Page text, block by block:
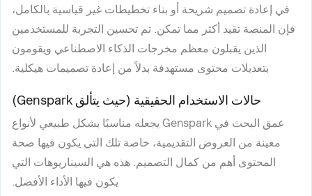
في إعادة تصميم شريحة أو بناء تخطيطات غير قياسية بالكامل،
فإن المنصة تقيد أكثر مما تمكن. تم تحسين التجربة للمستخدمين
الذين يقبلون معظم مخرجات الذكاء الاصطناعي ويقومون
بتعديلات محتوى مستهدفة بدلاً من إعادة تصميمات هيكلية.
حالات الاستخدام الحقيقية (حيث يتألق Genspark)
عمق البحث في Genspark يجعله مناسبًا بشكل طبيعي لأنواع
معينة من العروض التقديمية، خاصة تلك التي يكون فيها صحة
المحتوى أهم من كمال التصميم. هذه هي السيناريوهات التي
يكون فيها الأداء الأفضل.